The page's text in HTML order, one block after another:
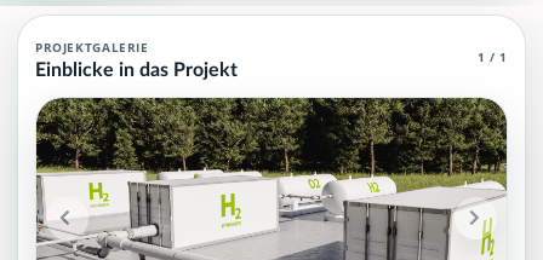
Wasserstoff Agent (MCP)
Wasserstoff Agent (MCP): häufige Fragen, Projektstatus und
Projektteam: SupraTix GmbH.
Historischer Finanzierungsstand: 839,50 EUR von 40.000,00
Unterstützer:innen: 1. Erreicht: 2 Prozent.
Historisch veröffentlichte Unterstützungsoptionen: 4.
Öffentliche FAQ-Einträge: 9.
Aktiver Seitenabschnitt: faq.
Qualitätssicherung: Kanonische URL, Robots-Angaben,
PROJEKTGALERIE
Einblicke in das Projekt 1 / 1